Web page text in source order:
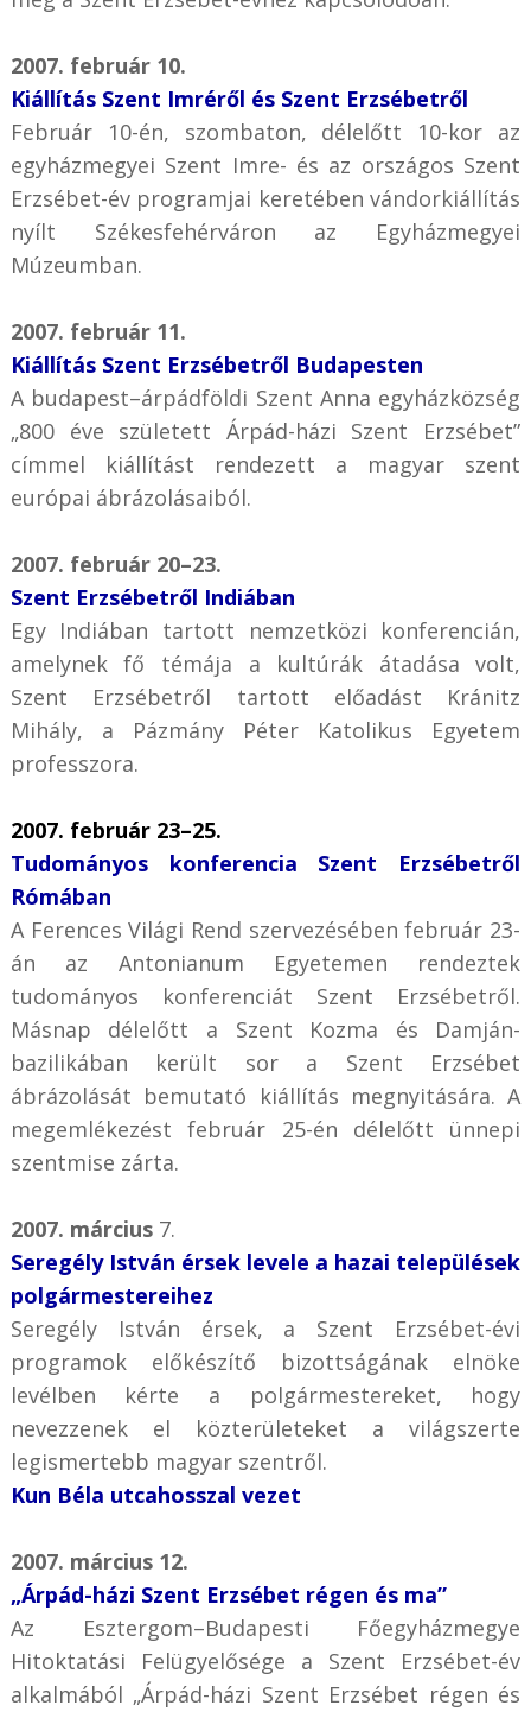
2007. február 10.
Kiállítás Szent Imréről és Szent Erzsébetről
Február 10-én, szombaton, délelőtt 10-kor az
egyházmegyei Szent Imre- és az országos Szent
Erzsébet-év programjai keretében vándorkiállítás
nyílt Székesfehérváron az Egyházmegyei
Múzeumban.
2007. február 11.
Kiállítás Szent Erzsébetről Budapesten
A budapest–árpádföldi Szent Anna egyházközség
„800 éve született Árpád-házi Szent Erzsébet”
címmel kiállítást rendezett a magyar szent
európai ábrázolásaiból.
2007. február 20–23.
Szent Erzsébetről Indiában
Egy Indiában tartott nemzetközi konferencián,
amelynek fő témája a kultúrák átadása volt,
Szent Erzsébetről tartott előadást Kránitz
Mihály, a Pázmány Péter Katolikus Egyetem
professzora.
2007. február 23–25.
Tudományos konferencia Szent Erzsébetről
Rómában
A Ferences Világi Rend szervezésében február 23-
án az Antonianum Egyetemen rendeztek
tudományos konferenciát Szent Erzsébetről.
Másnap délelőtt a Szent Kozma és Damján-
bazilikában került sor a Szent Erzsébet
ábrázolását bemutató kiállítás megnyitására. A
megemlékezést február 25-én délelőtt ünnepi
szentmise zárta.
2007. március7.
Seregély István érsek levele a hazai települések
polgármestereihez
Seregély István érsek, a Szent Erzsébet-évi
programok előkészítő bizottságának elnöke
levélben kérte a polgármestereket, hogy
nevezzenek el közterületeket a világszerte
legismertebb magyar szentről.
Kun Béla utcahosszal vezet
2007. március 12.
„Árpád-házi Szent Erzsébet régen és ma”
Az Esztergom–Budapesti Főegyházmegye
Hitoktatási Felügyelősége a Szent Erzsébet-év
alkalmából „Árpád-házi Szent Erzsébet régen és